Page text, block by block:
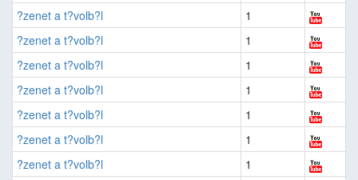
?zenet a t?volb?l
1
?zenet a t?volb?l
1
?zenet a t?volb?l
1
?zenet a t?volb?l
1
?zenet a t?volb?l
1
?zenet a t?volb?l
1
?zenet a t?volb?l
1